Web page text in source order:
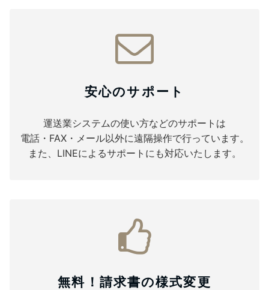
安心のサポート
運送業システムの使い方などのサポートは
電話・FAX・メール以外に遠隔操作で行っています。
また、LINEによるサポートにも対応いたします。
無料！請求書の様式変更